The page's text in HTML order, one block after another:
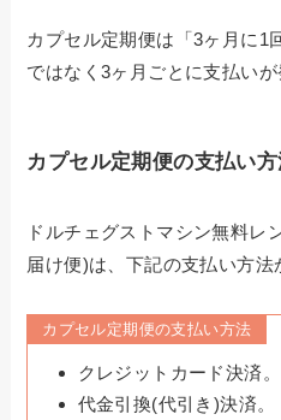
カプセル定期便は「3ヶ月に1
ではなく3ヶ月ごとに支払いが
カプセル定期便の支払い
ドルチェグストマシン無料レ
届け便)は、下記の支払い方法
カプセル定期便の支払い方法
クレジットカード決済。
代金引換(代引き)決済。